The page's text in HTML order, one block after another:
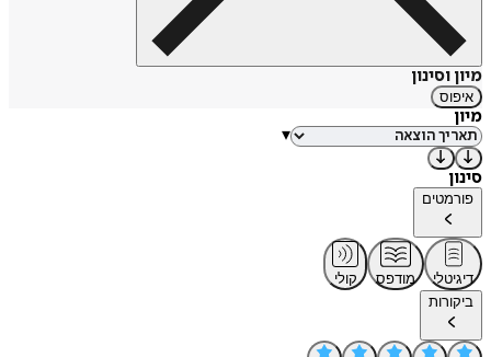
מיון וסינון
איפוס
מיון
▾
סינון
פורמטים
דיגיטלי מודפס
קולי
ביקורות